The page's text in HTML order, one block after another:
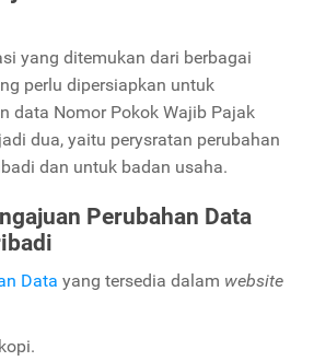
yang ditemukan dari berbagai
perlu dipersiapkan untuk
data Nomor Pokok Wajib Pajak
dua, yaitu perysratan perubahan
dan untuk badan usaha.
Perubahan Data
Data yang tersedia dalam website